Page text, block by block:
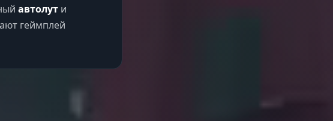
автолут и
геймплей